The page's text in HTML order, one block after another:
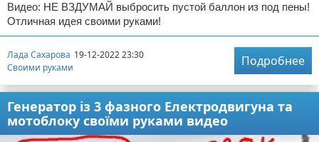
Видео: НЕ ВЗДУМАЙ выбросить пустой баллон из под пены!
Отличная идея своими руками!
Лада Сахарова 19-12-2022 23:30
Своими руками
Подробнее
Генератор із 3 фазного Електродвигуна та
мотоблоку своїми руками видео